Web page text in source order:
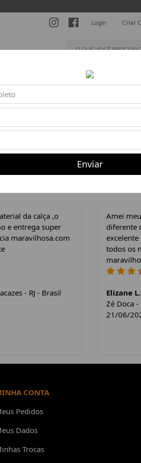
Criar
Login
BLUSAS
Produto indisponível ou
da calça ,o
e entrega super
maravilhosa.com
- RJ - Brasil
Amei
diferente
todos os
Elizane L.
Zé Doca
21/06/
CONTA
Pedidos
Dados
Trocas
Enviar